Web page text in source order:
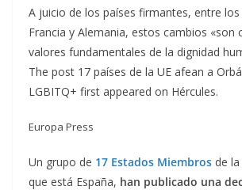
A juicio de los países firmantes, entre
Francia y Alemania, estos cambios «son
valores fundamentales de la dignidad
The post 17 países de la UE afean a
LGBITQ+ first appeared on Hércules.
Europa Press
Un grupo de 17 Estados Miembros de
que está España, han publicado una